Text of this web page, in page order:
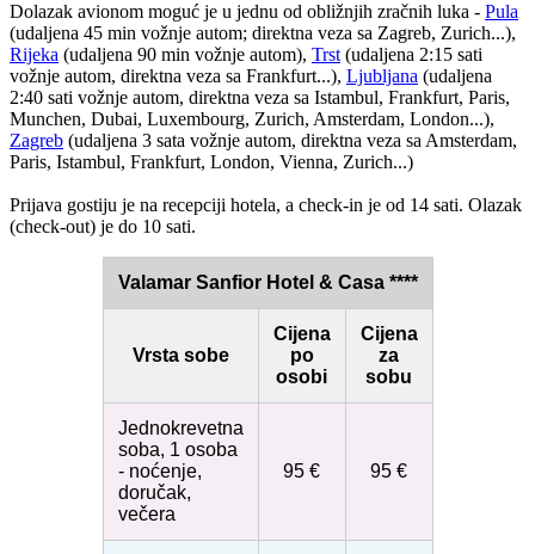
Dolazak avionom moguć je u jednu od obližnjih zračnih luka - Pula
(udaljena 45 min vožnje autom; direktna veza sa Zagreb, Zurich...),
Rijeka (udaljena 90 min vožnje autom), Trst (udaljena 2:15 sati
vožnje autom, direktna veza sa Frankfurt...), Ljubljana (udaljena
2:40 sati vožnje autom, direktna veza sa Istambul, Frankfurt, Paris,
Munchen, Dubai, Luxembourg, Zurich, Amsterdam, London...),
Zagreb (udaljena 3 sata vožnje autom, direktna veza sa Amsterdam,
Paris, Istambul, Frankfurt, London, Vienna, Zurich...)
Prijava gostiju je na recepciji hotela, a check-in je od 14 sati. Olazak
(check-out) je do 10 sati.
Valamar Sanfior Hotel & Casa ****
Vrsta sobe
Cijena
po
osobi
Cijena
za
sobu
Jednokrevetna
soba, 1 osoba
- noćenje,
doručak,
večera
95 € 95 €